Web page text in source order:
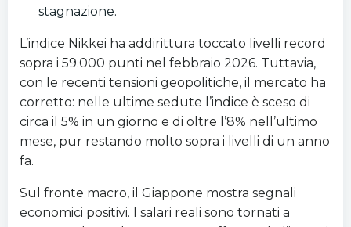
stagnazione.
L’indice Nikkei ha addirittura toccato livelli record
sopra i 59.000 punti nel febbraio 2026. Tuttavia,
con le recenti tensioni geopolitiche, il mercato ha
corretto: nelle ultime sedute l’indice è sceso di
circa il 5% in un giorno e di oltre l’8% nell’ultimo
mese, pur restando molto sopra i livelli di un anno
fa.
Sul fronte macro, il Giappone mostra segnali
economici positivi. I salari reali sono tornati a